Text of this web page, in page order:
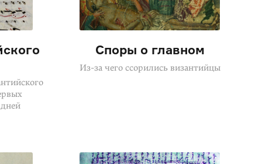
Споры о главном
Из-за чего ссорились византийцы